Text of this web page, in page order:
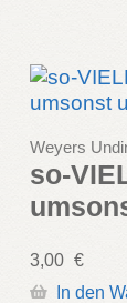
Weyers
so-
3,00 €
In den